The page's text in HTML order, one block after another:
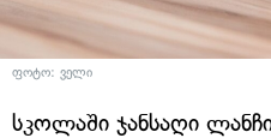
ფოტო: ველი
სკოლაში ჯანსაღი